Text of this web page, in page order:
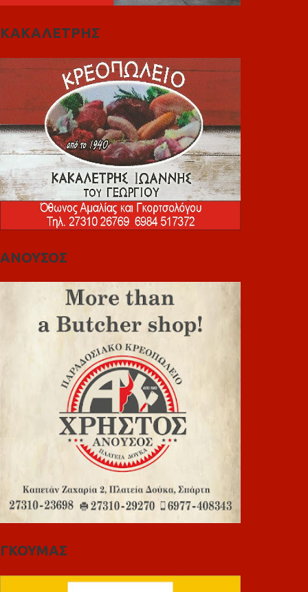
ΚΑΚΑΛΕΤΡΗΣ
ΑΝΟΥΣΟΣ
ΓΚΟΥΜΑΣ